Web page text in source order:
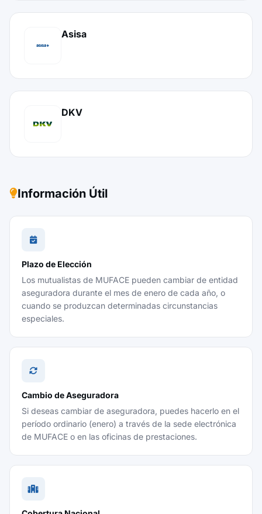
Asisa
DKV
Información Útil
Plazo de Elección
Los mutualistas de MUFACE pueden cambiar de entidad
aseguradora durante el mes de enero de cada año, o
cuando se produzcan determinadas circunstancias
especiales.
Cambio de Aseguradora
Si deseas cambiar de aseguradora, puedes hacerlo en el
período ordinario (enero) a través de la sede electrónica
de MUFACE o en las oficinas de prestaciones.